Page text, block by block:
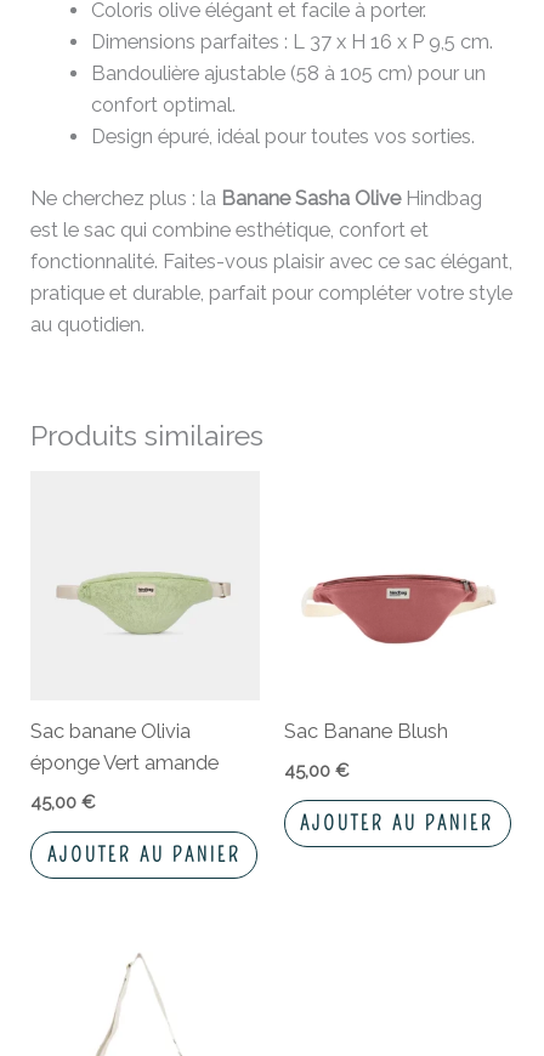
Coloris olive élégant et facile à porter.
Dimensions parfaites : L 37 x H 16 x P 9,5 cm.
Bandoulière ajustable (58 à 105 cm) pour un
confort optimal.
Design épuré, idéal pour toutes vos sorties.
Ne cherchez plus : la Banane Sasha OliveHindbag
est le sac qui combine esthétique, confort et
fonctionnalité. Faites-vous plaisir avec ce sac élégant,
pratique et durable, parfait pour compléter votre style
au quotidien.
Produits similaires
Sac banane Olivia
éponge Vert amande
45,00€
AJOUTER AU PANIER
Sac Banane Blush
45,00 €
AJOUTER AU PANIER